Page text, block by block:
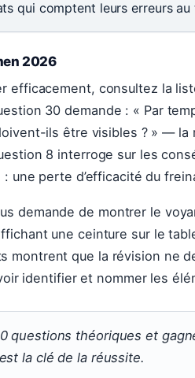
qui comptent leurs erreurs au
2026
efficacement, consultez la
30 demande : « Par
ils être visibles ? » — la
8 interroge sur les
une perte d’efficacité du
demande de montrer le
une ceinture sur le
montrent que la révision ne
identifier et nommer les
questions théoriques et
la clé de la réussite.